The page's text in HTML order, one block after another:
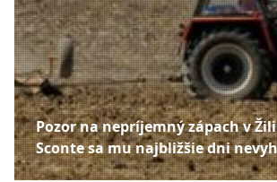
Pozor na nepríjemný zápach v
Sconte sa mu najbližšie dni